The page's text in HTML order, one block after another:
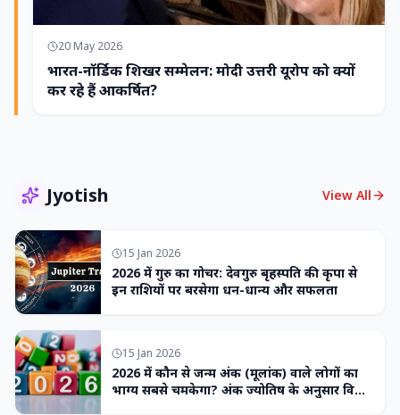
20 May 2026
भारत-नॉर्डिक शिखर सम्मेलन: मोदी उत्तरी यूरोप को क्यों
कर रहे हैं आकर्षित?
Jyotish View All
15 Jan 2026
2026 में गुरु का गोचर: देवगुरु बृहस्पति की कृपा से
इन राशियों पर बरसेगा धन-धान्य और सफलता
15 Jan 2026
2026 में कौन से जन्म अंक (मूलांक) वाले लोगों का
भाग्य सबसे चमकेगा? अंक ज्योतिष के अनुसार विशेष